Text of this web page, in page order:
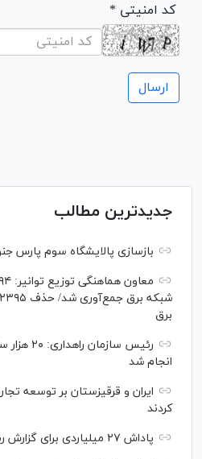
* کد امنیتی
جدیدترین مطالب
بازسازی پالایشگاه سوم پارس
برق
رئیس
انجام شد
ایران و قرقیزستان بر توسعه
کردند
پاداش ۲۷ میلیاردی برای گزارش رمزارز غیرمجاز